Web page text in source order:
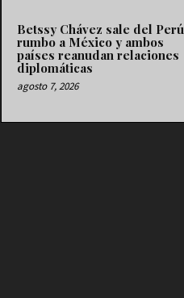
Betssy Chávez sale del Perú
rumbo a México y ambos
países reanudan relaciones
diplomáticas
agosto 7, 2026